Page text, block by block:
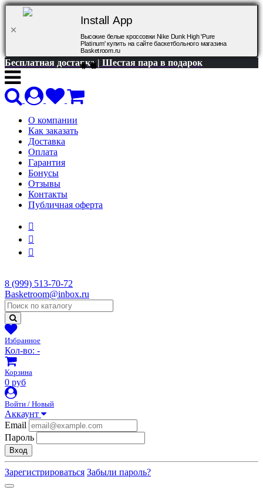
Install App
Высокие белые кроссовки Nike Dunk High 'Pure
Platinum' купить на сайте баскетбольного магазина
Basketroom.ru
Бесплатная доставка | Шестая пара в подарок
О компании
Как заказать
Доставка
Оплата
Гарантия
Бонусы
Отзывы
Контакты
Публичная оферта
8 (999) 513-70-72
Basketroom@inbox.ru
Избранное
Кол-во: -
Корзина
0 руб
Войти / Новый
Аккаунт
Email
Пароль
Вход
Зарегистрироваться Забыли пароль?